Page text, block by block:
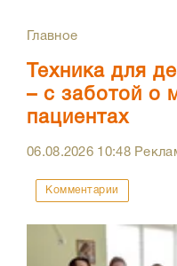
Главное
Техника для
– с заботой о
пациентах
06.08.2026 10:48
Комментарии